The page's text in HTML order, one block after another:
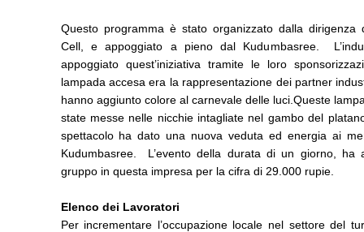
Questo programma è stato organizzato dalla dirigenza
Cell, e appoggiato a pieno dal Kudumbasree.
appoggiato quest’iniziativa tramite le loro
lampada accesa era la rappresentazione dei partner
hanno aggiunto colore al carnevale delle luci.Queste
state messe nelle nicchie intagliate nel gambo del
spettacolo ha dato una nuova veduta ed energia ai
Kudumbasree. L’evento della durata di un giorno, ha
gruppo in questa impresa per la cifra di 29.000 rupie.
Elenco dei Lavoratori
Per incrementare l’occupazione locale nel settore del